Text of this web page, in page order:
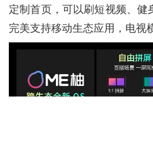
定制首页，可以刷短视频、
完美支持移动生态应用，电视